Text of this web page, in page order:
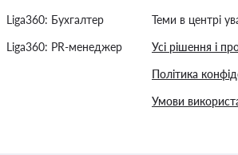
Liga360: Бухгалтер
Liga360: PR-менеджер
Теми в центрі
Усі рішення і
Політика
Умови